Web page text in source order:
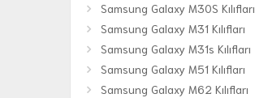
Samsung Galaxy M30S Kılıfları
Samsung Galaxy M31 Kılıfları
Samsung Galaxy M31s Kılıfları
Samsung Galaxy M51 Kılıfları
Samsung Galaxy M62 Kılıfları